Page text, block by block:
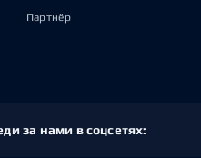
Партнёр
за нами в соцсетях: